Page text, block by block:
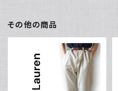
その他の商品